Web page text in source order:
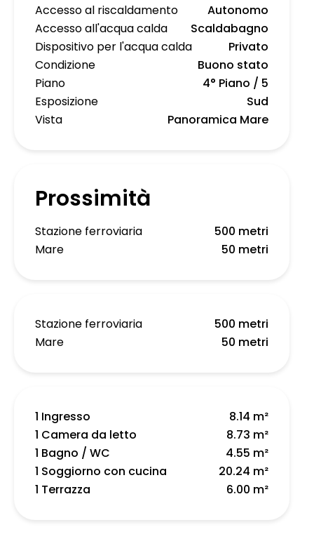
Accesso al riscaldamento
Autonomo
Accesso all'acqua calda
Scaldabagno
Dispositivo per l'acqua calda
Privato
Condizione
Buono stato
Piano
4° Piano / 5
Esposizione
Sud
Vista
Panoramica Mare
Prossimità
Stazione ferroviaria
500 metri
Mare
50 metri
Stazione ferroviaria
500 metri
Mare
50 metri
1 Ingresso
8.14 m²
1 Camera da letto
8.73 m²
1 Bagno / WC
4.55 m²
1 Soggiorno con cucina
20.24 m²
1 Terrazza
6.00 m²